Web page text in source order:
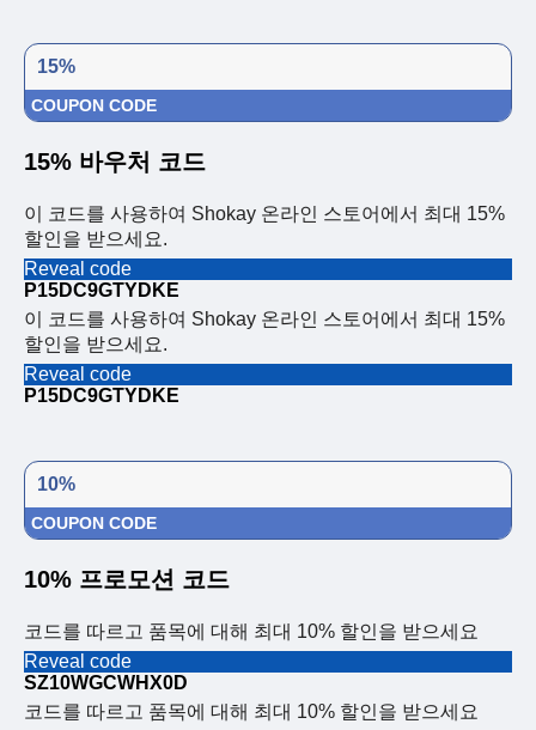
15%
COUPON CODE
15% 바우처 코드
이 코드를 사용하여 Shokay 온라인 스토어에서 최대 15%
할인을 받으세요.
Reveal code
P15DC9GTYDKE
이 코드를 사용하여 Shokay 온라인 스토어에서 최대 15%
할인을 받으세요.
Reveal code
P15DC9GTYDKE
10%
COUPON CODE
10% 프로모션 코드
코드를 따르고 품목에 대해 최대 10% 할인을 받으세요
Reveal code
SZ10WGCWHX0D
코드를 따르고 품목에 대해 최대 10% 할인을 받으세요